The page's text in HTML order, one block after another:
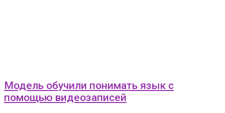
Модель обучили понимать язык с
помощью видеозаписей